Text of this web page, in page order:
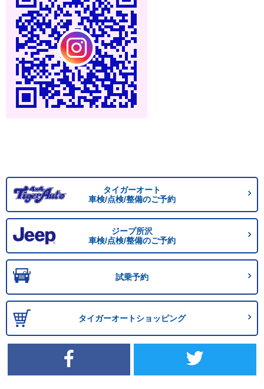
タイガーオート
車検/点検/整備のご予約
ジープ所沢
車検/点検/整備のご予約
試乗予約
タイガーオートショッピング